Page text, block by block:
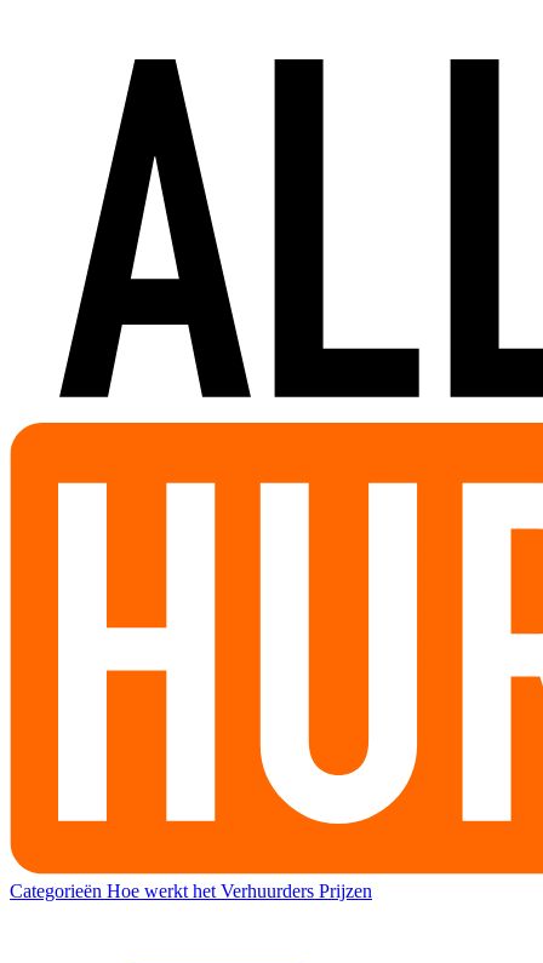
Categorieën Hoe werkt het Verhuurders Prijzen